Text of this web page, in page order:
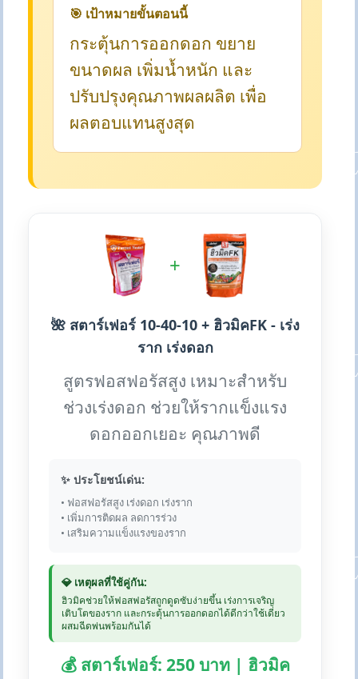
🎯 เป้าหมายขั้นตอนนี้
กระตุ้นการออกดอก ขยาย
ขนาดผล เพิ่มน้ำหนัก และ
ปรับปรุงคุณภาพผลผลิต เพื่อ
ผลตอบแทนสูงสุด
+
🌺 สตาร์เฟอร์ 10-40-10 + ฮิวมิคFK - เร่ง
ราก เร่งดอก
สูตรฟอสฟอรัสสูง เหมาะสำหรับ
ช่วงเร่งดอก ช่วยให้รากแข็งแรง
ดอกออกเยอะ คุณภาพดี
✨ ประโยชน์เด่น:
• ฟอสฟอรัสสูง เร่งดอก เร่งราก
• เพิ่มการติดผล ลดการร่วง
• เสริมความแข็งแรงของราก
💎 เหตุผลที่ใช้คู่กัน:
ฮิวมิคช่วยให้ฟอสฟอรัสถูกดูดซับง่ายขึ้น เร่งการเจริญ
เติบโตของราก และกระตุ้นการออกดอกได้ดีกว่าใช้เดี่ยว
ผสมฉีดพ่นพร้อมกันได้
💰 สตาร์เฟอร์: 250 บาท | ฮิวมิค